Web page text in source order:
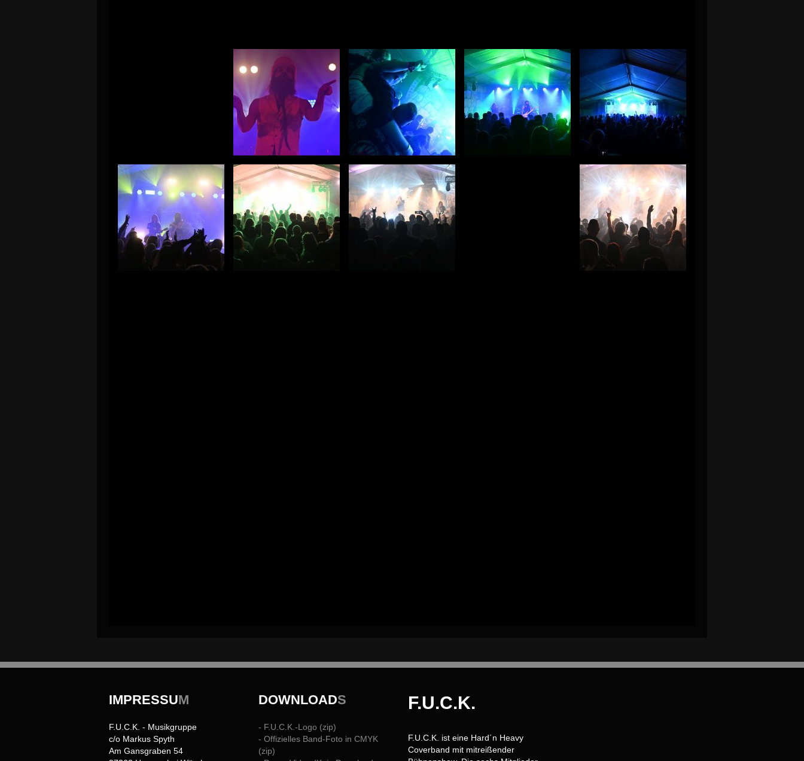
IMPRESSUM
F.U.C.K. - Musikgruppe
c/o Markus Spyth
Am Gansgraben 54
DOWNLOADS
- F.U.C.K.-Logo (zip)
- Offizielles Band-Foto in CMYK
(zip)
F.U.C.K.
F.U.C.K. ist eine Hard´n Heavy
Coverband mit mitreißender